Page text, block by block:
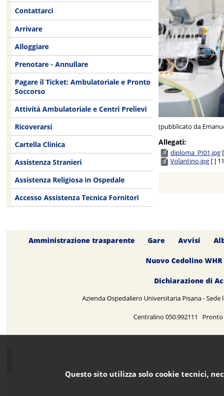
(pubblicato da
Allegati:
diploma_PI01.jpg
Volantino.jpg [ ]
Contattarci
Arrivare
Alloggiare
Prenotare - Annullare
Pagare il Ticket: Ambulatoriale e Pronto
Soccorso
Attività Ambulatoriale e Centri Prelievi
Ricoverarsi
Cartella Clinica
Assistenza Stranieri
Assistenza Religiosa in Ospedale
Accesso Assistenza Tecnica Fornitori
Amministrazione trasparente Gare Avvisi
Nuovo Cedolino WHR
Dichiarazione di
Azienda Ospedaliero Universitaria Pisana -
Centralino 050.992111 Pronto
Questo sito utilizza solo cookie tecnici,